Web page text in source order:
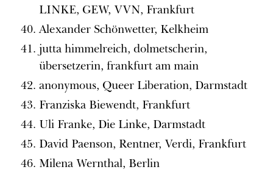
LINKE, GEW, VVN, Frankfurt
Alexander Schönwetter, Kelkheim
jutta himmelreich, dolmetscherin,
übersetzerin, frankfurt am main
anonymous, Queer Liberation, Darmstadt
Franziska Biewendt, Frankfurt
Uli Franke, Die Linke, Darmstadt
David Paenson, Rentner, Verdi, Frankfurt
Milena Wernthal, Berlin